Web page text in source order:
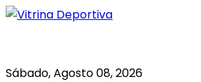
Saltar
Sábado, Agosto 08, 2026